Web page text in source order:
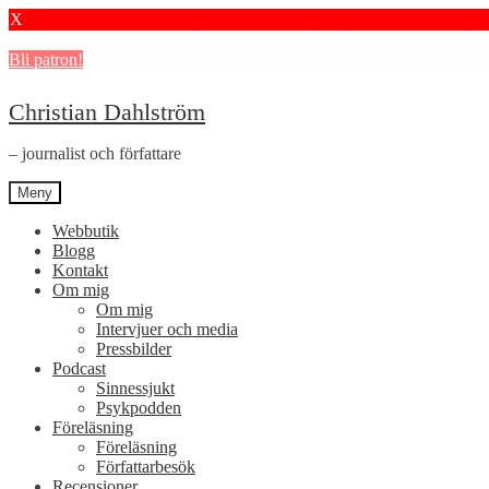
X
Bli patron!
Hoppa
till
navigering
Hoppa
till
innehåll
Christian Dahlström
– journalist och författare
Meny
Webbutik
Blogg
Kontakt
Om mig
Om mig
Intervjuer och media
Pressbilder
Podcast
Sinnessjukt
Psykpodden
Föreläsning
Föreläsning
Författarbesök